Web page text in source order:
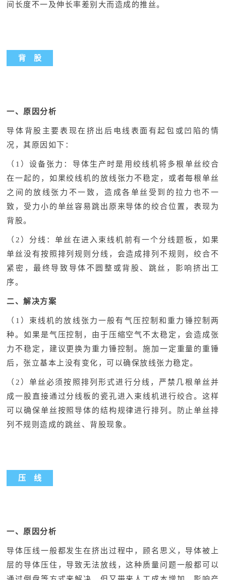
间长度不一及伸长率差别大而造成的推丝。
背 股
一、原因分析
导体背股主要表现在挤出后电线表面有起包或凹陷的情
况，其原因如下：
（1）设备张力：导体生产时是用绞线机将多根单丝绞合
在一起的，如果绞线机的放线张力不稳定，或者每根单丝
之间的放线张力不一致，造成各单丝受到的拉力也不一
致，受力小的单丝容易跳出原来导体的绞合位置，表现为
背股。
（2）分线：单丝在进入束线机前有一个分线题板，如果
单丝没有按照排列规则分线，会造成排列不规则，绞合不
紧密，最终导致导体不圆整或背股、跳丝，影响挤出工
序。
二、解决方案
（1）束线机的放线张力一般有气压控制和重力锤控制两
种。如果是气压控制，由于压缩空气不太稳定，会造成张
力不稳定，建议更换为重力锤控制。施加一定重量的重锤
后，张立基本上没有变化，可以确保放线张力稳定。
（2）单丝必须按照排列形式进行分线，严禁几根单丝并
成一股直接通过分线板的瓷孔进入束线机进行绞合。这样
可以确保单丝按照导体的结构规律进行排列。防止单丝排
列不规则造成的跳丝、背股现象。
压 线
一、原因分析
导体压线一般都发生在挤出过程中，顾名思义，导体被上
层的导体压住，导致无法放线，这种质量问题一般都可以